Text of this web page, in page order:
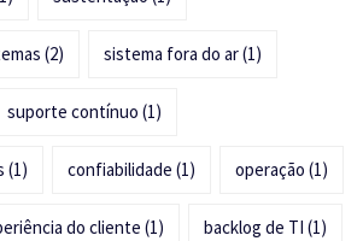
(2) sistema fora do ar(1)
suporte contínuo (1)
(1) confiabilidade (1) operação (1)
do cliente (1) backlog de TI (1)